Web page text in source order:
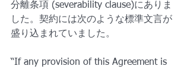
分離条項 (severability clause)にありま
した。契約には次のような標準文言が
盛り込まれていました。
“If any provision of this Agreement is